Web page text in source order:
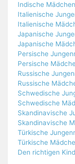
Indische
Italienische
Italienische
Japanische
Japanische
Persische
Persische
Russische
Russische
Schwedische
Schwedische
Skandinavische
Skandinavische
Türkische
Türkische
Den richtigen